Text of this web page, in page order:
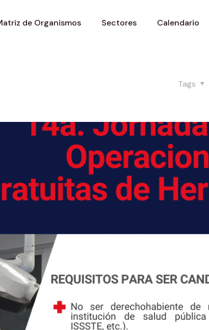
de Organismos Sectores Calendario
Tags